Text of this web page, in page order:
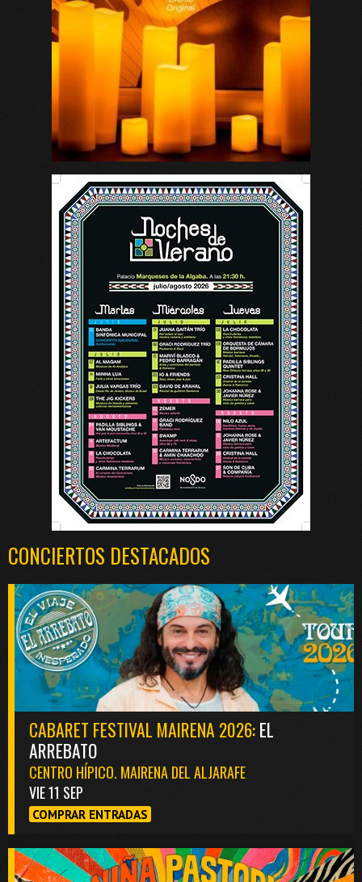
CONCIERTOS DESTACADOS
CABARET FESTIVAL MAIRENA 2026:EL
ARREBATO
CENTRO HÍPICO. MAIRENA DEL ALJARAFE
VIE 11 SEP
COMPRAR ENTRADAS